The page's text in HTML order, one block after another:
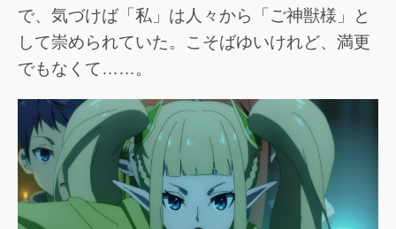
で、気づけば「私」は人々から「ご神獣様」と
して崇められていた。こそばゆいけれど、満更
でもなくて……。